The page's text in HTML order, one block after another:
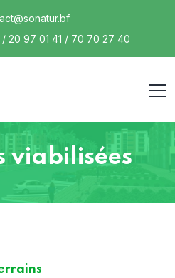
/ 20 97 01 41 / 70 70 27 40
viabilisées